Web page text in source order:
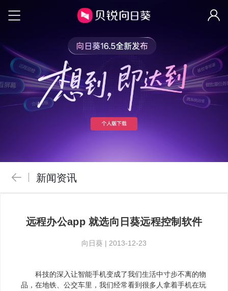
新闻资讯
远程办公app 就选向日葵远程控制软件
向日葵 | 2013-12-23
科技的深入让智能手机变成了我们生活中寸步不离的物
品，在地铁、公交车里，我们经常看到很多人拿着手机在玩